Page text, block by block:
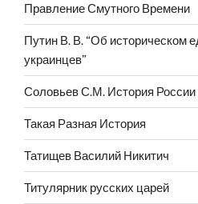
Правление Смутного Времени
Путин В. В. “Об историческом
украинцев”
Соловьев С.М. История
Такая Разная История
Татищев Василий Никитич
Титулярник русских царей